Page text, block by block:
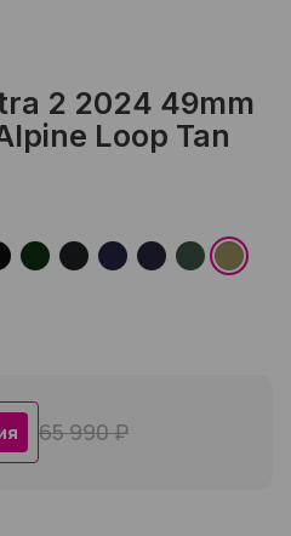
2 2024 49mm
Loop Tan
65 990 ₽